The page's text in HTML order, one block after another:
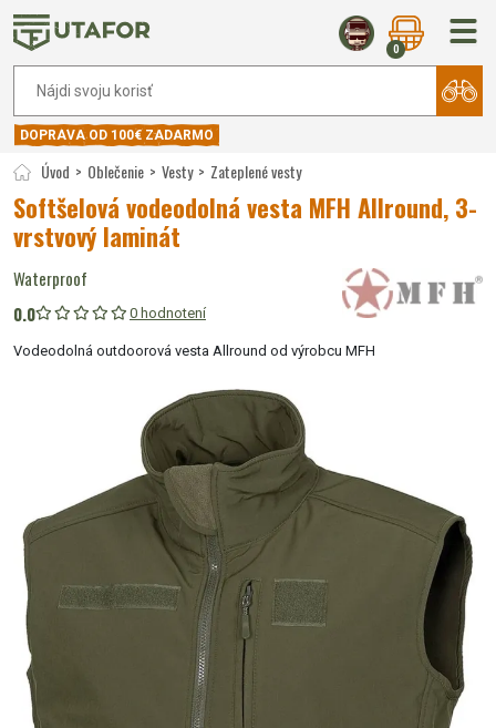
0
DOPRAVA OD 100€ ZADARMO
Úvod Oblečenie Vesty Zateplené vesty
Softšelová vodeodolná vesta MFH Allround, 3-
vrstvový laminát
Waterproof
0.0
0 hodnotení
Vodeodolná outdoorová vesta Allround od výrobcu MFH